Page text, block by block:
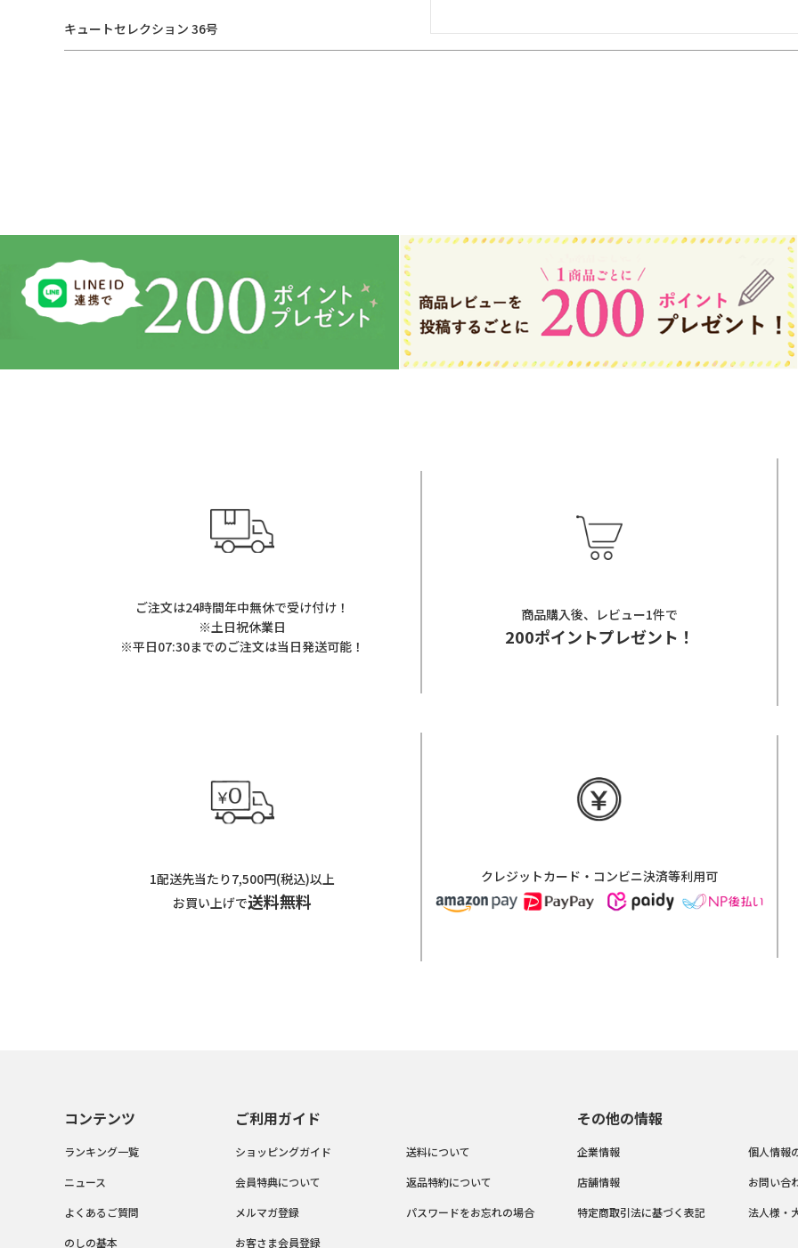
キュートセレクション 36号
ご注文は24時間年中無休で受け付け！
※土日祝休業日
※平日07:30までのご注文は当日発送可能！
商品購入後、レビュー1件で
200ポイントプレゼント！
1配送先当たり7,500円(税込)以上
お買い上げで送料無料
クレジットカード・コンビニ決済等利用可
コンテンツ
ランキング一覧
ニュース
よくあるご質問
のしの基本
ご利用ガイド
ショッピングガイド
会員特典について
メルマガ登録
お客さま会員登録
送料について
返品特約について
パスワードをお忘れの場合
その他の情報
企業情報
店舗情報
特定商取引法に基づく表記
個人情報
お問い合
法人様・